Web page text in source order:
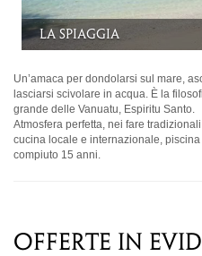
Camera Beachfront
Un’amaca per dondolarsi sul mare,
lasciarsi scivolare in acqua. È la
grande delle Vanuatu, Espiritu Santo.
Atmosfera perfetta, nei fare
cucina locale e internazionale,
compiuto 15 anni.
OFFERTE IN